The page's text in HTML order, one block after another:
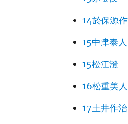
14於保源作
15中津泰人
15松江澄
16松重美人
17土井作治